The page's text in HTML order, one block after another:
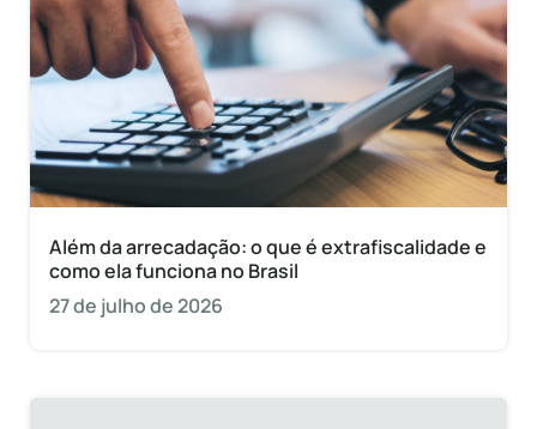
Além da arrecadação: o que é extrafiscalidade e
como ela funciona no Brasil
27 de julho de 2026